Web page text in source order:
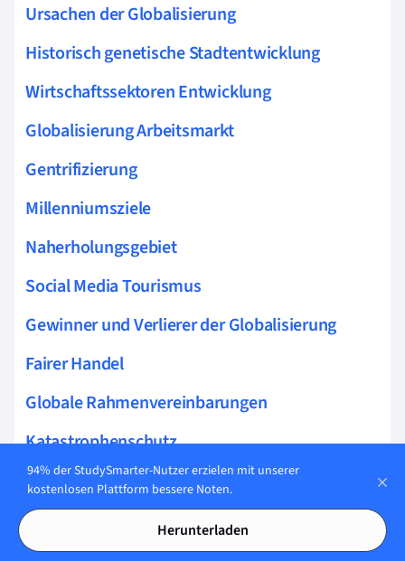
Ursachen der Globalisierung
Historisch genetische Stadtentwicklung
Wirtschaftssektoren Entwicklung
Globalisierung Arbeitsmarkt
Gentrifizierung
Millenniumsziele
Naherholungsgebiet
Social Media Tourismus
Gewinner und Verlierer der Globalisierung
Fairer Handel
Globale Rahmenvereinbarungen
Katastrophenschutz
Agenda 2030
Sanfter Tourismus
94% der StudySmarter-Nutzer erzielen mit unserer
kostenlosen Plattform bessere Noten.
Herunterladen